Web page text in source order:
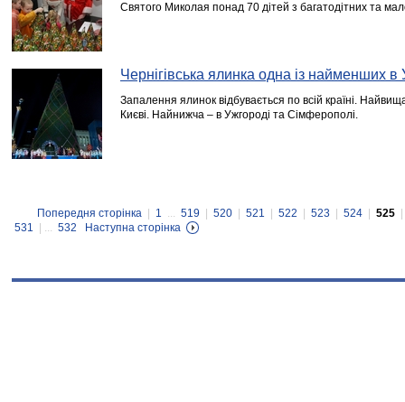
Святого Миколая понад 70 дітей з багатодітних та
Чернігівська ялинка одна із найменших в
Запалення ялинок відбувається по всій країні.
Києві. Найнижча – в Ужгороді та Сімферополі.
Попередня сторінка 1 ... 519 520 521 522 523 524 525
531
| ... 532 Наступна сторінка